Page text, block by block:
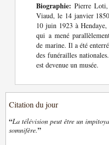
Biographie: Pierre
Viaud, le 14 janvier
10 juin 1923 à
qui a mené
de marine. Il a été
des funérailles
est devenue un musée.
Citation du jour
“La télévision peut être un
somnifère.”